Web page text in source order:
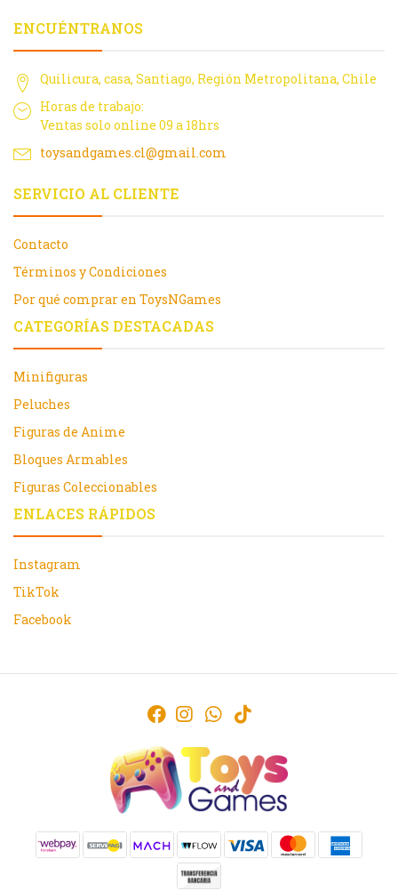
ENCUÉNTRANOS
Quilicura, casa, Santiago, Región Metropolitana, Chile
Horas de trabajo:
Ventas solo online 09 a 18hrs
toysandgames.cl@gmail.com
SERVICIO AL CLIENTE
Contacto
Términos y Condiciones
Por qué comprar en ToysNGames
CATEGORÍAS DESTACADAS
Minifiguras
Peluches
Figuras de Anime
Bloques Armables
Figuras Coleccionables
ENLACES RÁPIDOS
Instagram
TikTok
Facebook